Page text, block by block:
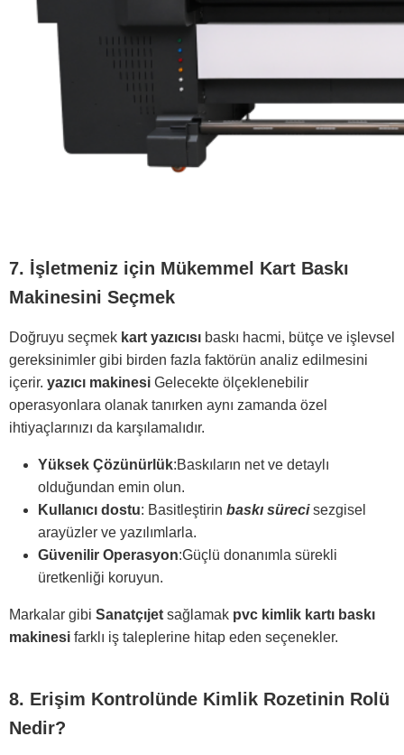
7. İşletmeniz için Mükemmel Kart Baskı
Makinesini Seçmek
Doğruyu seçmek kart yazıcısı baskı hacmi, bütçe ve işlevsel
gereksinimler gibi birden fazla faktörün analiz edilmesini
içerir. yazıcı makinesi Gelecekte ölçeklenebilir
operasyonlara olanak tanırken aynı zamanda özel
ihtiyaçlarınızı da karşılamalıdır.
Yüksek Çözünürlük:Baskıların net ve detaylı
olduğundan emin olun.
Kullanıcı dostu: Basitleştirin baskı sürecisezgisel
arayüzler ve yazılımlarla.
Güvenilir Operasyon:Güçlü donanımla sürekli
üretkenliği koruyun.
Markalar gibi Sanatçıjet sağlamak pvc kimlik kartı baskı
makinesi farklı iş taleplerine hitap eden seçenekler.
8. Erişim Kontrolünde Kimlik Rozetinin Rolü
Nedir?